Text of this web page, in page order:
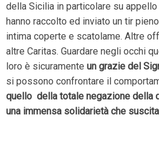
della Sicilia in particolare su
hanno raccolto ed inviato un tir
intima coperte e scatolame. Altre
altre Caritas. Guardare negli occhi
loro è sicuramente un grazie del
si possono confrontare il
quello della totale negazione della
una immensa solidarietà che